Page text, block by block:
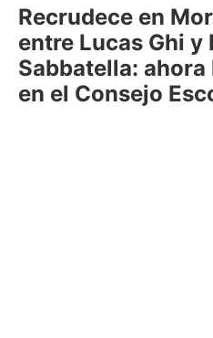
Recrudece en
entre Lucas Ghi y
Sabbatella:
en el Consejo